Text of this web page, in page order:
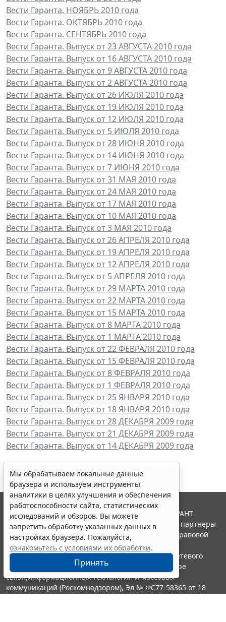
Вести Гаранта. НОЯБРЬ 2010 года
Вести Гаранта. ОКТЯБРЬ 2010 года
Вести Гаранта. СЕНТЯБРЬ 2010 года
Вести Гаранта. Выпуск от 23 АВГУСТА 2010 года
Вести Гаранта. Выпуск от 16 АВГУСТА 2010 года
Вести Гаранта. Выпуск от 9 АВГУСТА 2010 года
Вести Гаранта. Выпуск от 2 АВГУСТА 2010 года
Вести Гаранта. Выпуск от 26 ИЮЛЯ 2010 года
Вести Гаранта. Выпуск от 19 ИЮЛЯ 2010 года
Вести Гаранта. Выпуск от 12 ИЮЛЯ 2010 года
Вести Гаранта. Выпуск от 5 ИЮЛЯ 2010 года
Вести Гаранта. Выпуск от 28 ИЮНЯ 2010 года
Вести Гаранта. Выпуск от 14 ИЮНЯ 2010 года
Вести Гаранта. Выпуск от 7 ИЮНЯ 2010 года
Вести Гаранта. Выпуск от 31 МАЯ 2010 года
Вести Гаранта. Выпуск от 24 МАЯ 2010 года
Вести Гаранта. Выпуск от 17 МАЯ 2010 года
Вести Гаранта. Выпуск от 10 МАЯ 2010 года
Вести Гаранта. Выпуск от 3 МАЯ 2010 года
Вести Гаранта. Выпуск от 26 АПРЕЛЯ 2010 года
Вести Гаранта. Выпуск от 19 АПРЕЛЯ 2010 года
Вести Гаранта. Выпуск от 12 АПРЕЛЯ 2010 года
Вести Гаранта. Выпуск от 5 АПРЕЛЯ 2010 года
Вести Гаранта. Выпуск от 29 МАРТА 2010 года
Вести Гаранта. Выпуск от 22 МАРТА 2010 года
Вести Гаранта. Выпуск от 15 МАРТА 2010 года
Вести Гаранта. Выпуск от 8 МАРТА 2010 года
Вести Гаранта. Выпуск от 1 МАРТА 2010 года
Вести Гаранта. Выпуск от 22 ФЕВРАЛЯ 2010 года
Вести Гаранта. Выпуск от 15 ФЕВРАЛЯ 2010 года
Вести Гаранта. Выпуск от 8 ФЕВРАЛЯ 2010 года
Вести Гаранта. Выпуск от 1 ФЕВРАЛЯ 2010 года
Вести Гаранта. Выпуск от 25 ЯНВАРЯ 2010 года
Вести Гаранта. Выпуск от 18 ЯНВАРЯ 2010 года
Вести Гаранта. Выпуск от 28 ДЕКАБРЯ 2009 года
Вести Гаранта. Выпуск от 21 ДЕКАБРЯ 2009 года
Вести Гаранта. Выпуск от 14 ДЕКАБРЯ 2009 года
Мы обрабатываем локальные данные
браузера и используем инструменты
аналитики в целях улучшения и обеспечения
работоспособности сайта, статистических
исследований и обзоров. Вы можете
запретить обработку указанных данных в
настройках браузера. Пожалуйста,
ознакомьтесь с условиями их обработки.
Принять
© ООО "НПП "ГАРАНТ-СЕРВИС", 2026. Система ГАРАНТ
выпускается с 1990 года. Компания "Гарант" и ее партнеры
являются участниками Российской ассоциации правовой
информации ГАРАНТ.
Портал ГАРАНТ.РУ зарегистрирован в качестве сетевого
издания Федеральной службой по надзору в сфере
связи,информационных технологий и массовых
коммуникаций (Роскомнадзором), Эл № ФС77-58365 от 18